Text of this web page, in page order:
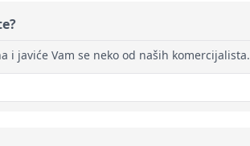
i javiće Vam se neko od naših komercijalista.